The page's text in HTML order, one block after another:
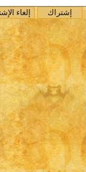
حديثاً / قراءة نفسية في
حديثاً / ديوان جبر مانوليا
حديثاً / فأشارت إليه
حديثاً / رقص على مقامات
وحفل توقيع حاشد للسفير
عجمي
توقيع أحلام موجوعة
ديوان حقول الجسد
زعيتر تُصدر باكورة أعمالها
علي عجمي يُصدر حقول
حديثاً عن دار الأمير كتاب عين